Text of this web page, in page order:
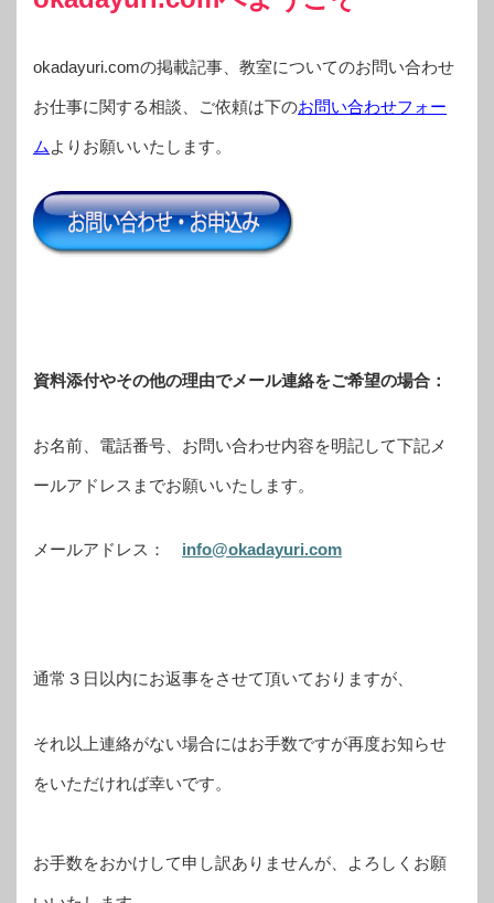
okadayuri.comの掲載記事、教室についてのお問い合わせ
お仕事に関する相談、ご依頼は下のお問い合わせフォー
ム よりお願いいたします。
資料添付やその他の理由でメール連絡をご希望の場合：
お名前、電話番号、お問い合わせ内容を明記して下記メ
ールアドレスまでお願いいたします。
メールアドレス： info@okadayuri.com
通常３日以内にお返事をさせて頂いておりますが、
それ以上連絡がない場合にはお手数ですが再度お知らせ
をいただければ幸いです。
お手数をおかけして申し訳ありませんが、よろしくお願